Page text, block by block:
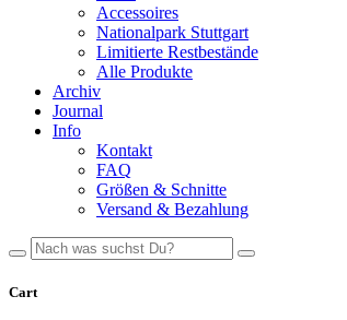
Accessoires
Nationalpark Stuttgart
Limitierte Restbestände
Alle Produkte
Archiv
Journal
Info
Kontakt
FAQ
Größen & Schnitte
Versand & Bezahlung
Cart